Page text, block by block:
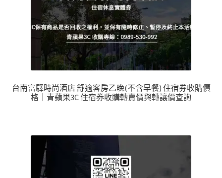
台南富驛時尚酒店 舒適客房乙晚(不含早餐) 住宿券收購價
格｜青蘋果3C 住宿券收購轉賣價與轉讓價查詢